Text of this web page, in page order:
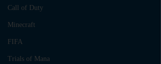
Call of Duty
Minecraft
FIFA
Trials of Mana